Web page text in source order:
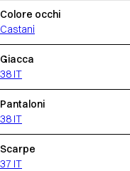
Colore occhi
Castani
Giacca
38 IT
Pantaloni
38 IT
Scarpe
37 IT